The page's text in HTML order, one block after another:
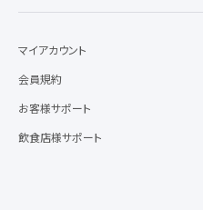
マイアカウント
会員規約
お客様サポート
飲食店様サポート